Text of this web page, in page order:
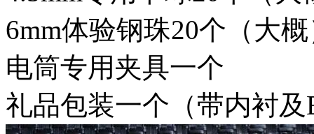
6mm体验钢珠20个（大
电筒专用夹具一个
礼品包装一个（带内衬